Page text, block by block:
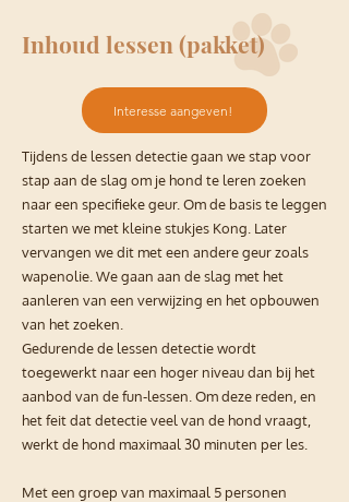
Inhoud lessen (pakket)
Interesse aangeven!
Tijdens de lessen detectie gaan we stap voor
stap aan de slag om je hond te leren zoeken
naar een specifieke geur. Om de basis te leggen
starten we met kleine stukjes Kong. Later
vervangen we dit met een andere geur zoals
wapenolie. We gaan aan de slag met het
aanleren van een verwijzing en het opbouwen
van het zoeken.
Gedurende de lessen detectie wordt
toegewerkt naar een hoger niveau dan bij het
aanbod van de fun-lessen. Om deze reden, en
het feit dat detectie veel van de hond vraagt,
werkt de hond maximaal 30 minuten per les.
Met een groep van maximaal 5 personen